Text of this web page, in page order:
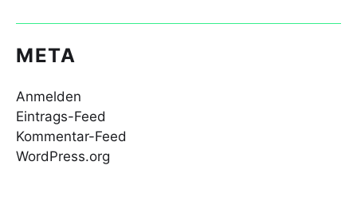
META
Anmelden
Eintrags-Feed
Kommentar-Feed
WordPress.org